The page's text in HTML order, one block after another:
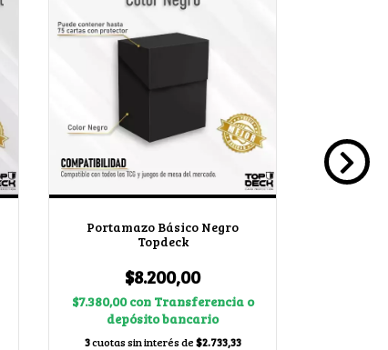
Portamazo Básico Negro
Topdeck
$8.200,00
$7.380,00con Transferencia o
depósito bancario
3cuotas sin interés de$2.733,33